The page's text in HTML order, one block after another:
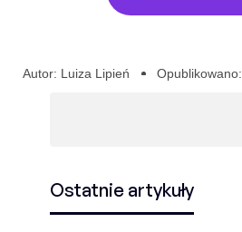
Autor: Luiza Lipień Opublikowano:
Ostatnie artykuły